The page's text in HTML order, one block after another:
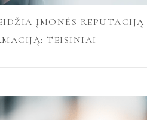
ĮMONĖS REPUTACIJĄ
TEISINIAI